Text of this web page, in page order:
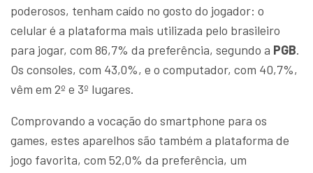
poderosos, tenham caído no gosto do jogador: o
celular é a plataforma mais utilizada pelo brasileiro
para jogar, com 86,7% da preferência, segundo a PGB.
Os consoles, com 43,0%, e o computador, com 40,7%,
vêm em 2º e 3º lugares.
Comprovando a vocação do smartphone para os
games, estes aparelhos são também a plataforma de
jogo favorita, com 52,0% da preferência, um